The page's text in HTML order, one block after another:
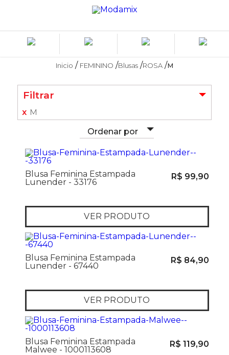
Inicio FEMININO Blusas ROSA M
Filtrar
M
Ordenar por
Blusa Feminina Estampada
Lunender - 33176
R$ 99,90
VER PRODUTO
Blusa Feminina Estampada
Lunender - 67440
R$ 84,90
VER PRODUTO
Blusa Feminina Estampada
Malwee - 1000113608
R$ 119,90